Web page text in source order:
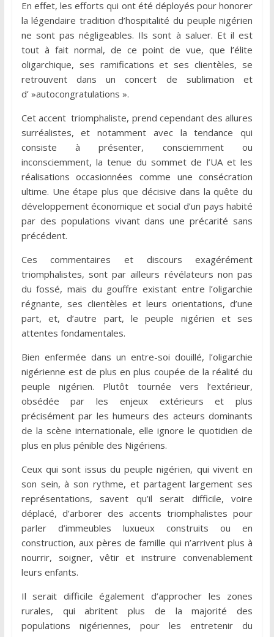
En effet, les efforts qui ont été déployés pour honorer
la légendaire tradition d’hospitalité du peuple nigérien
ne sont pas négligeables. Ils sont à saluer. Et il est
tout à fait normal, de ce point de vue, que l’élite
oligarchique, ses ramifications et ses clientèles, se
retrouvent dans un concert de sublimation et
d’ »autocongratulations ».
Cet accent triomphaliste, prend cependant des allures
surréalistes, et notamment avec la tendance qui
consiste à présenter, consciemment ou
inconsciemment, la tenue du sommet de l’UA et les
réalisations occasionnées comme une consécration
ultime. Une étape plus que décisive dans la quête du
développement économique et social d’un pays habité
par des populations vivant dans une précarité sans
précédent.
Ces commentaires et discours exagérément
triomphalistes, sont par ailleurs révélateurs non pas
du fossé, mais du gouffre existant entre l’oligarchie
régnante, ses clientèles et leurs orientations, d’une
part, et, d’autre part, le peuple nigérien et ses
attentes fondamentales.
Bien enfermée dans un entre-soi douillé, l’oligarchie
nigérienne est de plus en plus coupée de la réalité du
peuple nigérien. Plutôt tournée vers l’extérieur,
obsédée par les enjeux extérieurs et plus
précisément par les humeurs des acteurs dominants
de la scène internationale, elle ignore le quotidien de
plus en plus pénible des Nigériens.
Ceux qui sont issus du peuple nigérien, qui vivent en
son sein, à son rythme, et partagent largement ses
représentations, savent qu’il serait difficile, voire
déplacé, d’arborer des accents triomphalistes pour
parler d’immeubles luxueux construits ou en
construction, aux pères de famille qui n’arrivent plus à
nourrir, soigner, vêtir et instruire convenablement
leurs enfants.
Il serait difficile également d’approcher les zones
rurales, qui abritent plus de la majorité des
populations nigériennes, pour les entretenir du